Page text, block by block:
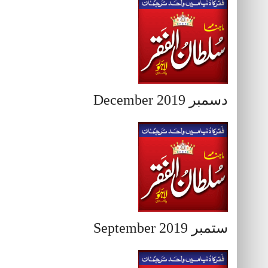
دسمبر December 2019
ستمبر September 2019